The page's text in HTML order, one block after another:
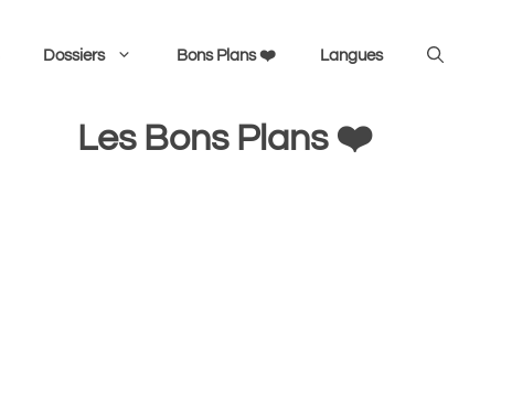
Dossiers Bons Plans ❤️ Langues
Les Bons Plans ❤️